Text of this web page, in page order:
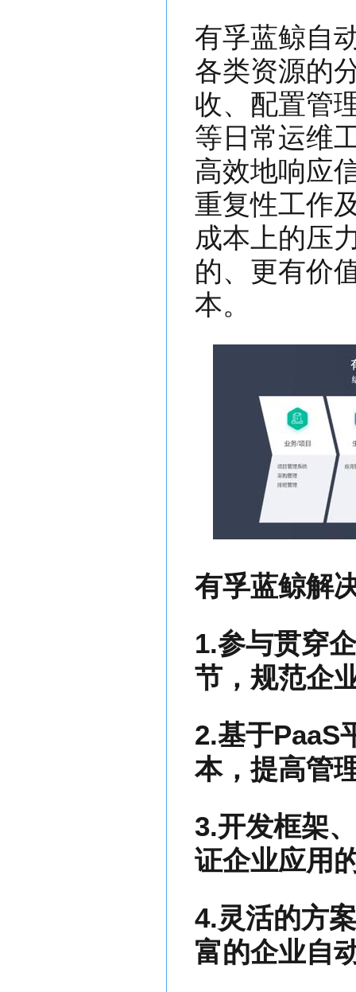
有孚蓝鲸自
各类资源的
收、配置管
等日常运维
高效地响应
重复性工作
成本上的压
的、更有价
本。
有孚蓝鲸解
1.参与贯穿
节，规范企
2.基于PaaS
本，提高管
3.开发框架
证企业应用
4.灵活的方
富的企业自